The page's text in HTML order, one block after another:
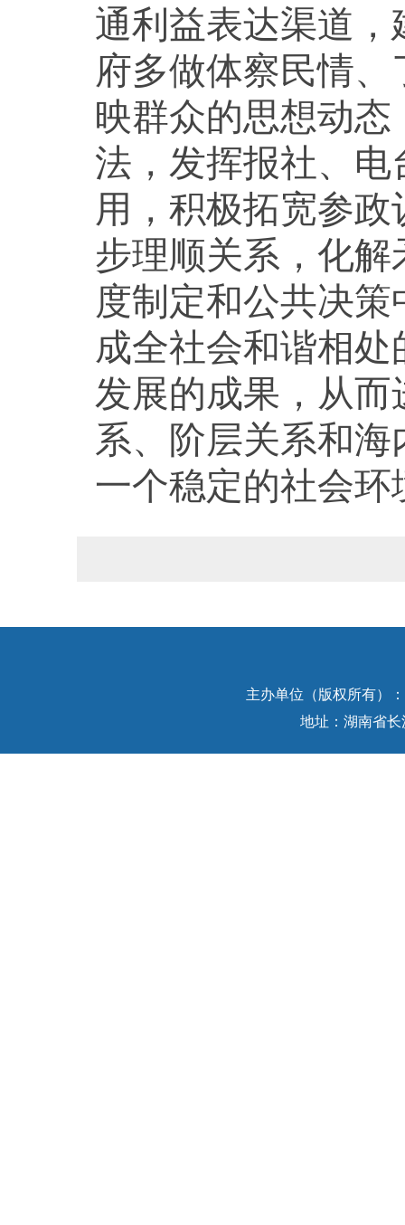
通利益表达渠道
府多做体察民情
映群众的思想动
法，发挥报社、
用，积极拓宽参
步理顺关系，化
度制定和公共决
成全社会和谐相
发展的成果，从
系、阶层关系和
一个稳定的社会
主办单位（版权所有）
地址：湖南省